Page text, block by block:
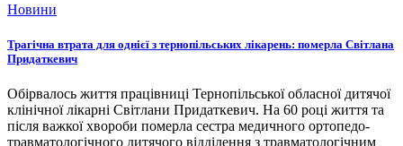
Новини
Трагічна втрата для однієї з тернопільських лікарень: померла Світлана
Придаткевич
Обірвалось життя працівниці Тернопільської обласної дитячої
клінічної лікарні Світлани Придаткевич. На 60 році життя та
після важкої хвороби померла сестра медичного ортопедо-
травматологічного дитячого відділення з травматологічним